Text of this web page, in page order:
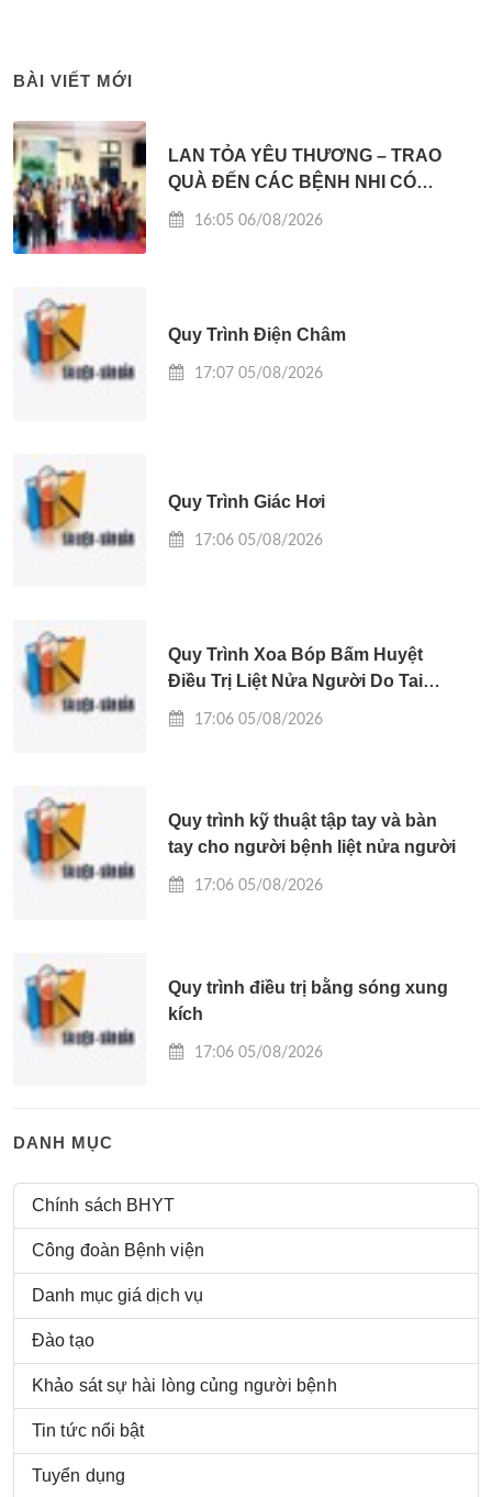
BÀI VIẾT MỚI
LAN TỎA YÊU THƯƠNG – TRAO
QUÀ ĐẾN CÁC BỆNH NHI CÓ
HOÀN CẢNH KHÓ KHĂN
16:05 06/08/2026
Quy Trình Điện Châm
17:07 05/08/2026
Quy Trình Giác Hơi
17:06 05/08/2026
Quy Trình Xoa Bóp Bấm Huyệt
Điều Trị Liệt Nửa Người Do Tai
Biến Mạch Máu Não
17:06 05/08/2026
Quy trình kỹ thuật tập tay và bàn
tay cho người bệnh liệt nửa người
17:06 05/08/2026
Quy trình điều trị bằng sóng xung
kích
17:06 05/08/2026
DANH MỤC
Chính sách BHYT
Công đoàn Bệnh viện
Danh mục giá dịch vụ
Đào tạo
Khảo sát sự hài lòng củng người bệnh
Tin tức nổi bật
Tuyển dụng